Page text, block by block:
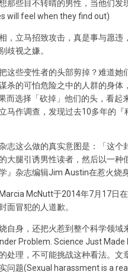
那些目不转睛的男性，当他们
will feel when they find out)
，立马招致攻击，真是事与愿
歧视之嫌。
这些变性者的头部剪掉？难道
杀的可怕危险之中的人群的身
而选择「砍掉」他们的头，看
马作调查，发现过去10多年的
志这么做的真实意图是：「这
大腿引诱男性读者，然后以一
』杂志编辑Jim Austin在惹火烧
McNutt于2014年7月17日
面冒犯的人道歉。
自身，还把火惹到整个科学领
Problem. Science Just
处理，不可能挑战这种看法。
问题(Sexual harassment is a